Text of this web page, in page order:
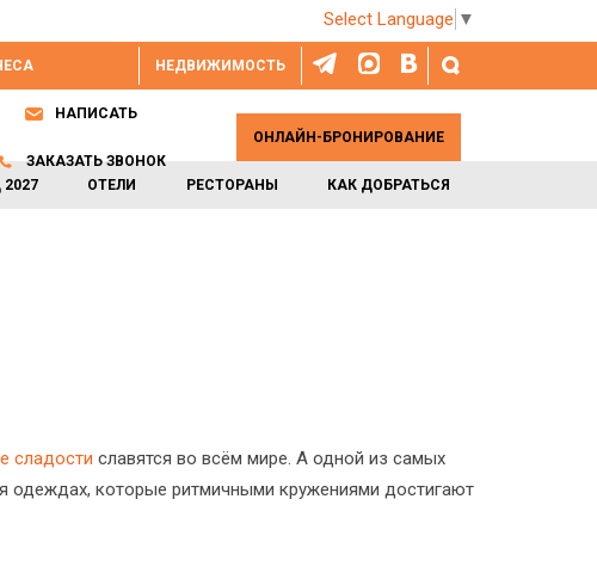
Select Language ▼
НЕДВИЖИМОСТЬ
ОТЕЛИ РЕСТОРАНЫ КАК ДОБРАТЬСЯ
НАПИСАТЬ
ЗАКАЗАТЬ ЗВОНОК
ОНЛАЙН-БРОНИРОВАНИЕ
сладости славятся во всём мире. А одной из самых
одеждах, которые ритмичными кружениями достигают